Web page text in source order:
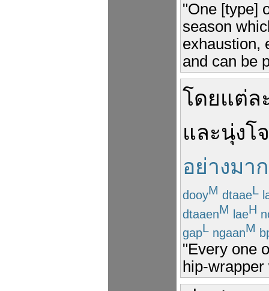
"One [type]
season
exhaustion,
and can be
โดยแต่ล
และนุ่งโ
อย่างมาก
dooyM dtaaeL
dtaaenM laeH
gapL ngaanM
"Every one
hip-wrapper